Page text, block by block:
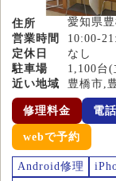
住所
愛知県
営業時間
10:00-
定休日
なし
駐車場
1,100台
近い地域
豊橋市,
修理料金 電
webで予約
Android修理